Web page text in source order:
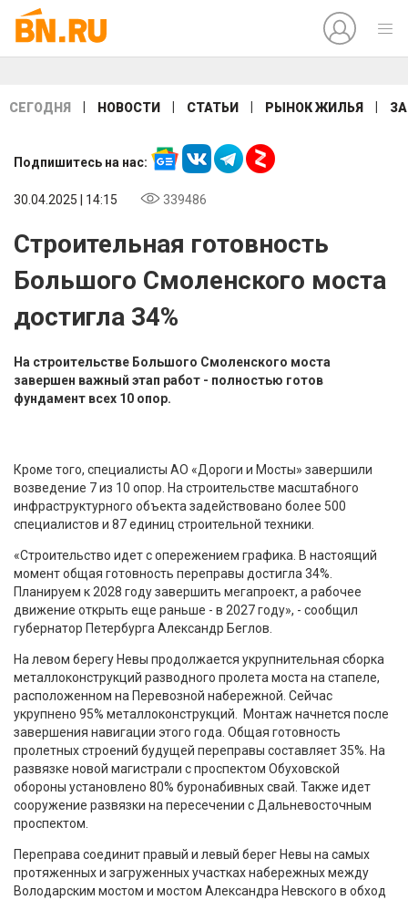
СЕГОДНЯ НОВОСТИ СТАТЬИ РЫНОК ЖИЛЬЯ
Подпишитесь на нас:
30.04.2025 | 14:15 339486
Строительная готовность
Большого Смоленского моста
достигла 34%
На строительстве Большого Смоленского моста
завершен важный этап работ - полностью готов
фундамент всех 10 опор.
Кроме того, специалисты АО «Дороги и Мосты» завершили
возведение 7 из 10 опор. На строительстве масштабного
инфраструктурного объекта задействовано более 500
специалистов и 87 единиц строительной техники.
«Строительство идет с опережением графика. В настоящий
момент общая готовность переправы достигла 34%.
Планируем к 2028 году завершить мегапроект, а рабочее
движение открыть еще раньше - в 2027 году», - сообщил
губернатор Петербурга Александр Беглов.
На левом берегу Невы продолжается укрупнительная сборка
металлоконструкций разводного пролета моста на стапеле,
расположенном на Перевозной набережной. Сейчас
укрупнено 95% металлоконструкций. Монтаж начнется после
завершения навигации этого года. Общая готовность
пролетных строений будущей переправы составляет 35%. На
развязке новой магистрали с проспектом Обуховской
обороны установлено 80% буронабивных свай. Также идет
сооружение развязки на пересечении с Дальневосточным
проспектом.
Переправа соединит правый и левый берег Невы на самых
протяженных и загруженных участках набережных между
Володарским мостом и мостом Александра Невского в обход